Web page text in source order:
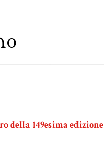
della 149esima edizione